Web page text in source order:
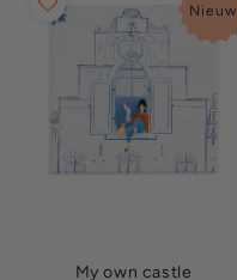
Nieuw
My own castle